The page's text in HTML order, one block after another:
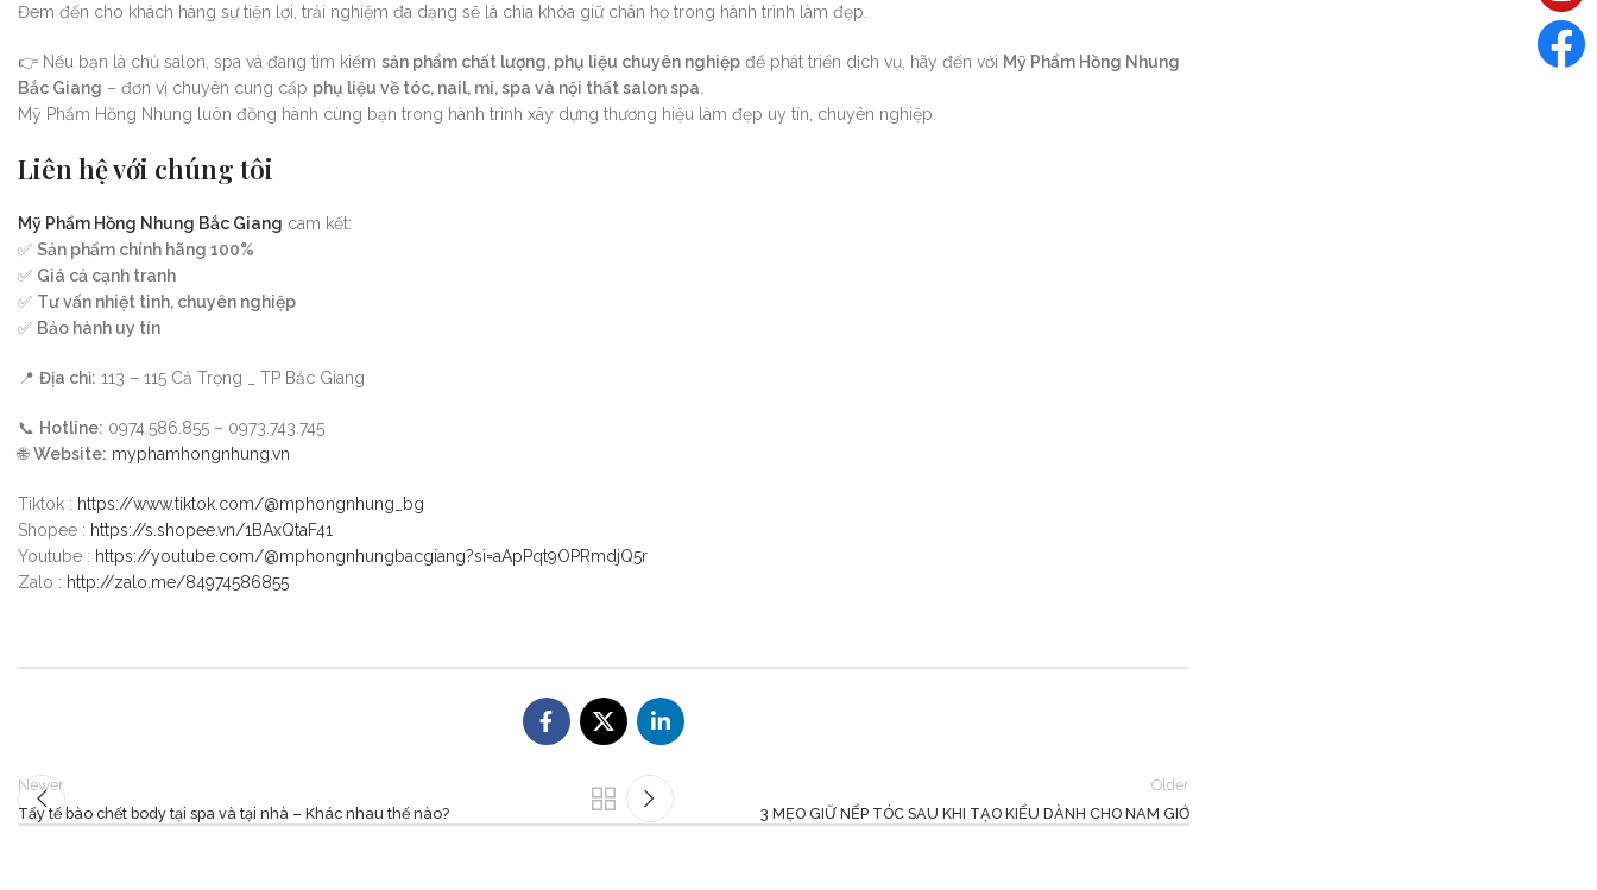
Đem đến cho khách hàng sự tiện lợi, trải nghiệm đa dạng sẽ là chìa khóa giữ chân họ trong hành trình làm đẹp.
👉 Nếu bạn là chủ salon, spa và đang tìm kiếm sản phẩm chất lượng, phụ liệu chuyên nghiệp để phát triển dịch vụ, hãy đến với Mỹ Phẩm Hồng Nhung
Bắc Giang – đơn vị chuyên cung cấp phụ liệu về tóc, nail, mi, spa và nội thất salon spa.
Mỹ Phẩm Hồng Nhung luôn đồng hành cùng bạn trong hành trình xây dựng thương hiệu làm đẹp uy tín, chuyên nghiệp.
Liên hệ với chúng tôi
Mỹ Phẩm Hồng Nhung Bắc Giang cam kết:
✅ Sản phẩm chính hãng 100%
✅ Giá cả cạnh tranh
✅ Tư vấn nhiệt tình, chuyên nghiệp
✅ Bảo hành uy tín
📍 Địa chỉ: 113 – 115 Cả Trọng _ TP Bắc Giang
📞 Hotline: 0974.586.855 – 0973.743.745
🌐Website: myphamhongnhung.vn
Tiktok : https://www.tiktok.com/@mphongnhung_bg
Shopee : https://s.shopee.vn/1BAxQtaF41
Youtube : https://youtube.com/@mphongnhungbacgiang?si=aApPqt9OPRmdjQ5r
Zalo : http://zalo.me/84974586855
Newer
Tẩy tế bào chết body tại spa và tại nhà – Khác nhau thế nào?
Older
3 MẸO GIỮ NẾP TÓC SAU KHI TẠO KIỂU DÀNH CHO NAM GIỚ